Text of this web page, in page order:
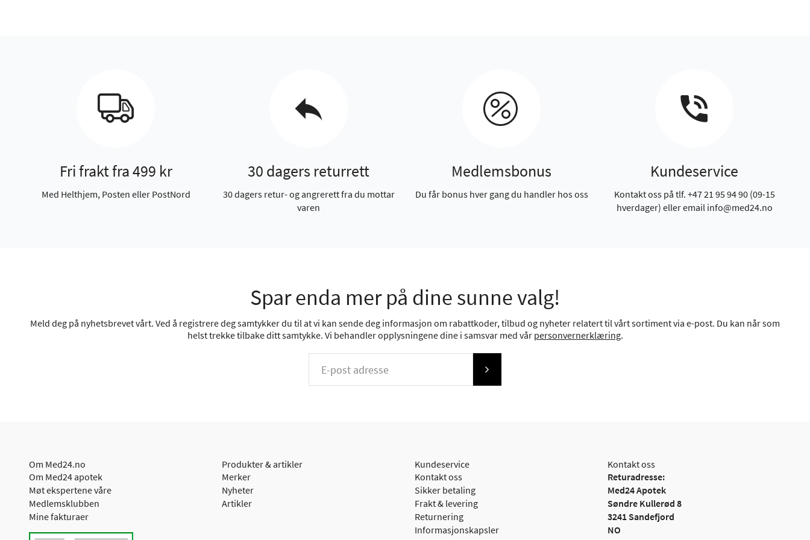
Fri frakt fra 499 kr
Med Helthjem, Posten eller PostNord
30 dagers returrett
30 dagers retur- og angrerett fra du mottar
varen
Medlemsbonus
Du får bonus hver gang du handler hos oss
Kundeservice
Kontakt oss på tlf. +47 21 95 94 90 (09-15
hverdager) eller email info@med24.no
Spar enda mer på dine sunne valg!
Meld deg på nyhetsbrevet vårt. Ved å registrere deg samtykker du til at vi kan sende deg informasjon om rabattkoder, tilbud og nyheter relatert til vårt sortiment via e-post. Du kan når som
helst trekke tilbake ditt samtykke. Vi behandler opplysningene dine i samsvar med vår personvernerklæring.
Om Med24.no
Om Med24 apotek
Møt ekspertene våre
Medlemsklubben
Mine fakturaer
Produkter & artikler
Merker
Nyheter
Artikler
Kundeservice
Kontakt oss
Sikker betaling
Frakt & levering
Returnering
Informasjonskapsler
Kontakt oss
Returadresse:
Med24 Apotek
Søndre Kullerød 8
3241 Sandefjord
NO